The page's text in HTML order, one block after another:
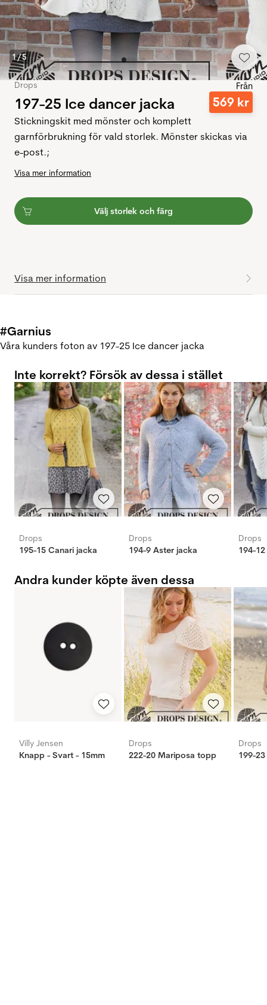
1/5
Drops
197-25 Ice dancer jacka
Från
569 kr
Stickningskit med mönster och komplett
garnförbrukning för vald storlek. Mönster skickas via
e-post.;
Visa mer information
Välj storlek och färg
Visa mer information
#Garnius
Våra kunders foton av 197-25 Ice dancer jacka
Inte korrekt? Försök av dessa i stället
Drops
195-15 Canari jacka
Drops
194-9 Aster jacka
Drops
194-
Andra kunder köpte även dessa
Villy Jensen
Knapp - Svart - 15mm
Drops
222-20 Mariposa topp
Drops
199-